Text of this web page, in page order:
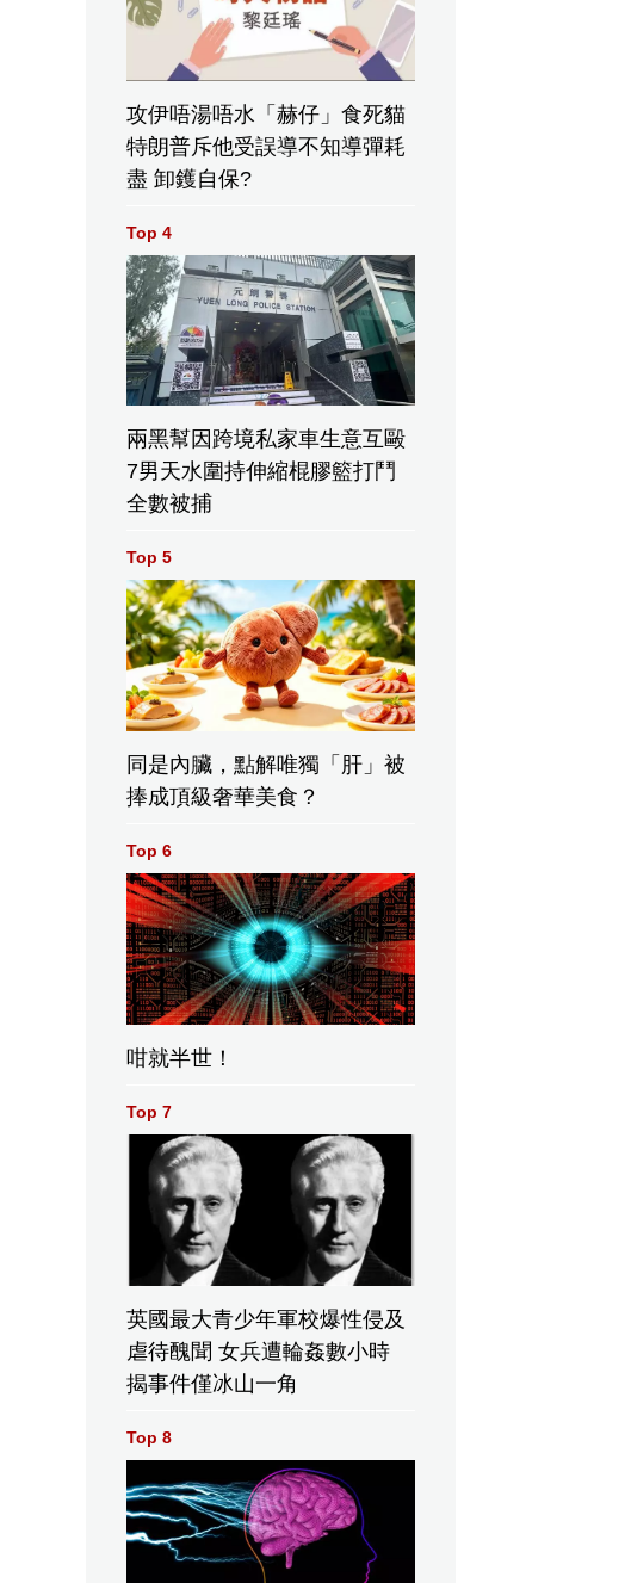
攻伊唔湯唔水「赫仔」食死貓
特朗普斥他受誤導不知導彈耗
盡 卸鑊自保?
Top 4
兩黑幫因跨境私家車生意互毆
7男天水圍持伸縮棍膠籃打鬥
全數被捕
Top 5
同是內臟，點解唯獨「肝」被
捧成頂級奢華美食？
Top 6
咁就半世！
Top 7
英國最大青少年軍校爆性侵及
虐待醜聞 女兵遭輪姦數小時
揭事件僅冰山一角
Top 8